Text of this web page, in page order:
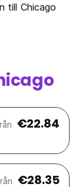
till Chicago
€22.84
€28.35